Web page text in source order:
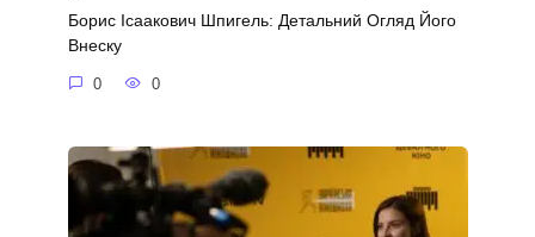
Борис Ісаакович Шпигель: Детальний Огляд Його
Внеску
0 0